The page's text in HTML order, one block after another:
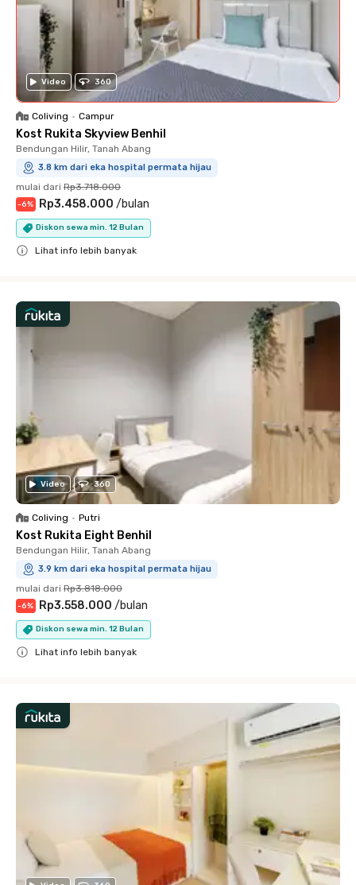
Video 360
Coliving • Campur
Kost Rukita Skyview Benhil
Bendungan Hilir, Tanah Abang
3.8 km dari eka hospital permata hijau
mulai dari Rp3.718.000
-6% Rp3.458.000 /bulan
Diskon sewa min. 12 Bulan
Lihat info lebih banyak
Video 360
Coliving • Putri
Kost Rukita Eight Benhil
Bendungan Hilir, Tanah Abang
3.9 km dari eka hospital permata hijau
mulai dari Rp3.818.000
-6% Rp3.558.000 /bulan
Diskon sewa min. 12 Bulan
Lihat info lebih banyak